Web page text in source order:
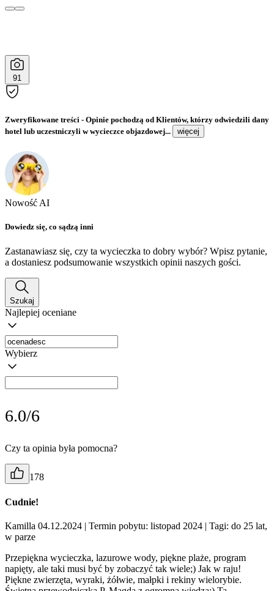
91
Zweryfikowane treści - Opinie pochodzą od Klientów, którzy odwiedzili dany
hotel lub uczestniczyli w wycieczce objazdowej...
więcej
Nowość AI
Dowiedz się, co sądzą inni
Zastanawiasz się, czy ta wycieczka to dobry wybór? Wpisz pytanie,
a dostaniesz podsumowanie wszystkich opinii naszych gości.
Szukaj
Najlepiej oceniane
Wybierz
6.0/6
Czy ta opinia była pomocna?
178
Cudnie!
Kamilla 04.12.2024 | Termin pobytu: listopad 2024 | Tagi: do 25 lat,
w parze
Przepiękna wycieczka, lazurowe wody, piękne plaże, program
napięty, ale taki musi być by zobaczyć tak wiele;) Jak w raju!
Piękne zwierzęta, wyraki, żółwie, małpki i rekiny wielorybie.